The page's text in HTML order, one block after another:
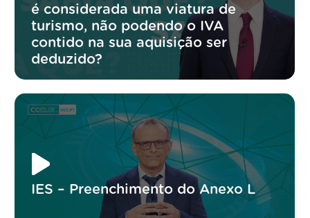
é considerada uma viatura de
turismo, não podendo o IVA
contido na sua aquisição ser
deduzido?
IES – Preenchimento do Anexo L